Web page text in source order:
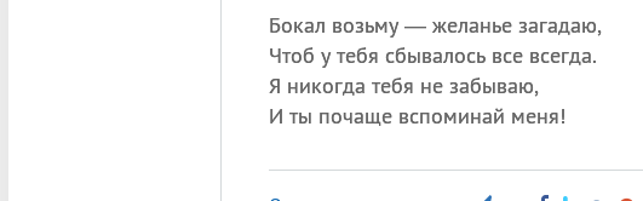
Бокал возьму — желанье загадаю,
Чтоб у тебя сбывалось все всегда.
Я никогда тебя не забываю,
И ты почаще вспоминай меня!